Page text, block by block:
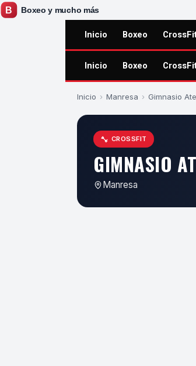
Inicio Boxeo
Inicio Boxeo
Inicio › Manresa › Gimnasio
CROSSFIT
GIMNASIO
Manresa